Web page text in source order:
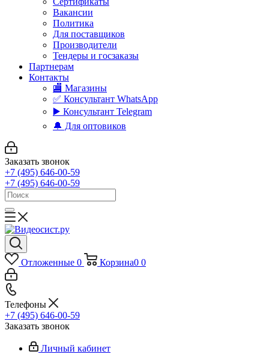
Вакансии
Политика
Для поставщиков
Производители
Тендеры и госзаказы
Партнерам
Контакты
🏬 Магазины
✅️ Консультант WhatsApp
▶️ Консультант Telegram
🔔 Для оптовиков
Заказать звонок
+7 (495) 646-00-59
+7 (495) 646-00-59
Отложенные 0 Корзина0 0
Телефоны
+7 (495) 646-00-59
Заказать звонок
Личный кабинет